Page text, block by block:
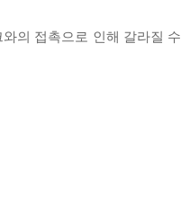
의 접촉으로 인해 갈라질 수